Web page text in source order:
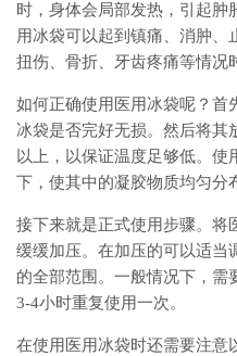
时，身体会局部发热，引起肿
用冰袋可以起到镇痛、消肿、
扭伤、骨折、牙齿疼痛等情况
如何正确使用医用冰袋呢？首
冰袋是否完好无损。然后将其
以上，以保证温度足够低。
下，使其中的凝胶物质均匀分
接下来就是正式使用步骤。将
缓缓加压。在加压的可以适当
的全部范围。一般情况下，需
3-4小时重复使用一次。
在使用医用冰袋时还需要注意